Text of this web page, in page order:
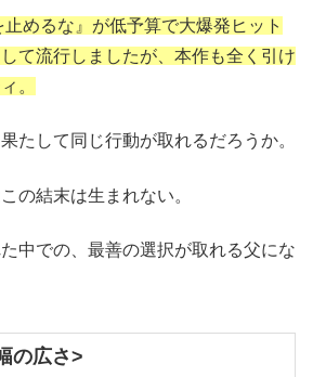
めるな』が低予算で大爆発ヒット
て流行しましたが、本作も全く引け
。
たして同じ行動が取れるだろうか。
の結末は生まれない。
中での、最善の選択が取れる父にな
の広さ>